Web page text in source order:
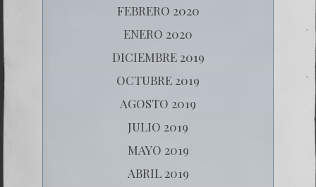
FEBRERO 2020
ENERO 2020
DICIEMBRE 2019
OCTUBRE 2019
AGOSTO 2019
JULIO 2019
MAYO 2019
ABRIL 2019